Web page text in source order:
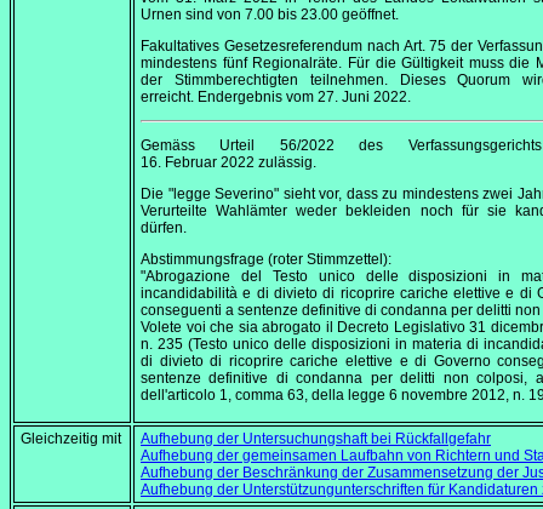
Urnen sind von 7.00 bis 23.00 geöffnet.
Fakultatives Gesetzesreferendum nach Art. 75 der
mindestens fünf Regionalräte. Für die Gültigkeit muss die
der Stimmberechtigten teilnehmen. Dieses Quorum
erreicht. Endergebnis vom 27. Juni 2022.
Gemäss Urteil 56/2022 des
16. Februar 2022 zulässig.
Die "legge Severino" sieht vor, dass zu mindestens zwei
Verurteilte Wahlämter weder bekleiden noch für sie
dürfen.
Abstimmungsfrage (roter Stimmzettel):
"Abrogazione del Testo unico delle disposizioni in
incandidabilità e di divieto di ricoprire cariche elettive e di
conseguenti a sentenze definitive di condanna per delitti
Volete voi che sia abrogato il Decreto Legislativo 31
n. 235 (Testo unico delle disposizioni in materia di
di divieto di ricoprire cariche elettive e di Governo
sentenze definitive di condanna per delitti non colposi,
dell'articolo 1, comma 63, della legge 6 novembre 2012, n.
Gleichzeitig mit
Aufhebung der Untersuchungshaft bei Rückfallgefahr
Aufhebung der gemeinsamen Laufbahn von Richtern und
Aufhebung der Beschränkung der Zusammensetzung der
Aufhebung der Unterstützungunterschriften für Kandidaturen